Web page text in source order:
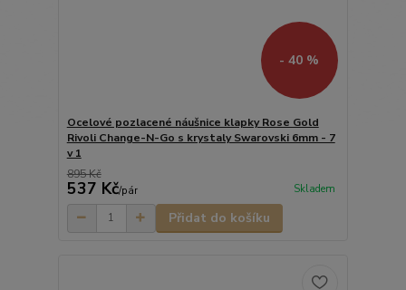
- 40 %
Ocelové pozlacené náušnice klapky Rose Gold
Rivoli Change-N-Go s krystaly Swarovski 6mm - 7
v 1
895 Kč
537 Kč/pár Skladem
Přidat do košíku